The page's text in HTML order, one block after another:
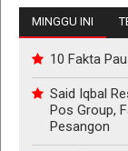
MINGGU INI
10 Fakta
Said Iqbal
Pos Group,
Pesangon